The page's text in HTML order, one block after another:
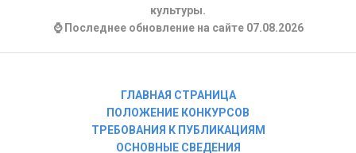
культуры.
⌚ Последнее обновление на сайте 07.08.2026
ГЛАВНАЯ СТРАНИЦА
ПОЛОЖЕНИЕ КОНКУРСОВ
ТРЕБОВАНИЯ К ПУБЛИКАЦИЯМ
ОСНОВНЫЕ СВЕДЕНИЯ